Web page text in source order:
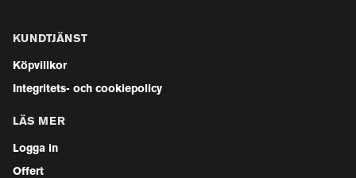
KUNDTJÄNST
Köpvillkor
Integritets- och cookiepolicy
LÄS MER
Logga in
Offert